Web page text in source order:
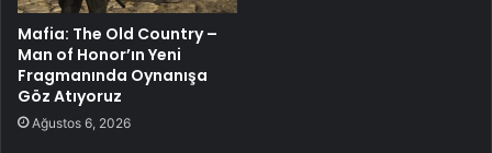
Mafia: The Old Country –
Man of Honor’ın Yeni
Fragmanında Oynanışa
Göz Atıyoruz
Ağustos 6, 2026